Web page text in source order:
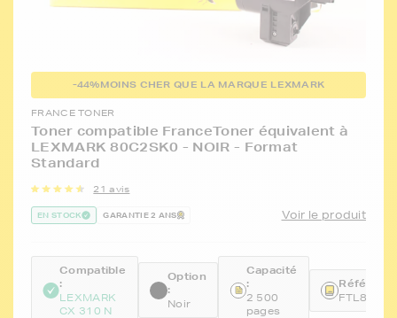
-44%MOINS CHER QUE LA MARQUE LEXMARK
FRANCE TONER
Toner compatible FranceToner équivalent à
LEXMARK 80C2SK0 - NOIR - Format
Standard
21 avis
EN STOCK GARANTIE 2 ANS Voir le produit
Compatible
:
LEXMARK
CX 310 N
Option
:
Noir
Capacité
:
2 500
pages